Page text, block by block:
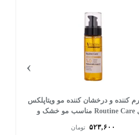
کننده و درخشان کننده مو ویتاپلکس
مدل Routine Care مناسب مو خشک و
۵۲۳,۶۰۰ تومان
›